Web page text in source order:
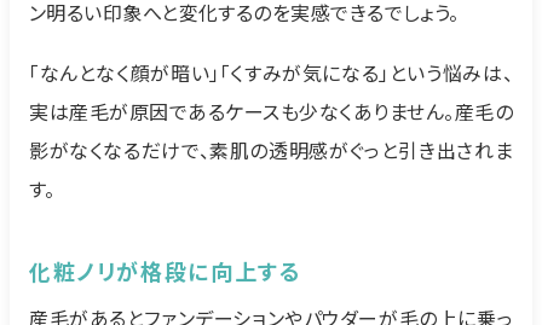
ン明るい印象へと変化するのを実感できるでしょう。
「なんとなく顔が暗い」「くすみが気になる」という悩みは、
実は産毛が原因であるケースも少なくありません。産毛の
影がなくなるだけで、素肌の透明感がぐっと引き出されま
す。
化粧ノリが格段に向上する
産毛があるとファンデーションやパウダーが毛の上に乗っ